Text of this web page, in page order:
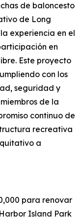
de baloncesto
de Long
experiencia en el
en
Este proyecto
con los
seguridad y
de la
continuo de
recreativa
a
para renovar
Island Park